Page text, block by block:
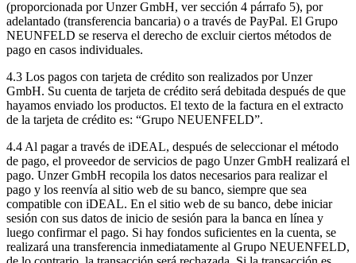
(proporcionada por Unzer GmbH, ver sección 4 párrafo 5), por
adelantado (transferencia bancaria) o a través de PayPal. El Grupo
NEUNFELD se reserva el derecho de excluir ciertos métodos de
pago en casos individuales.
4.3 Los pagos con tarjeta de crédito son realizados por Unzer
GmbH. Su cuenta de tarjeta de crédito será debitada después de que
hayamos enviado los productos. El texto de la factura en el extracto
de la tarjeta de crédito es: “Grupo NEUENFELD”.
4.4 Al pagar a través de iDEAL, después de seleccionar el método
de pago, el proveedor de servicios de pago Unzer GmbH realizará el
pago. Unzer GmbH recopila los datos necesarios para realizar el
pago y los reenvía al sitio web de su banco, siempre que sea
compatible con iDEAL. En el sitio web de su banco, debe iniciar
sesión con sus datos de inicio de sesión para la banca en línea y
luego confirmar el pago. Si hay fondos suficientes en la cuenta, se
realizará una transferencia inmediatamente al Grupo NEUENFELD,